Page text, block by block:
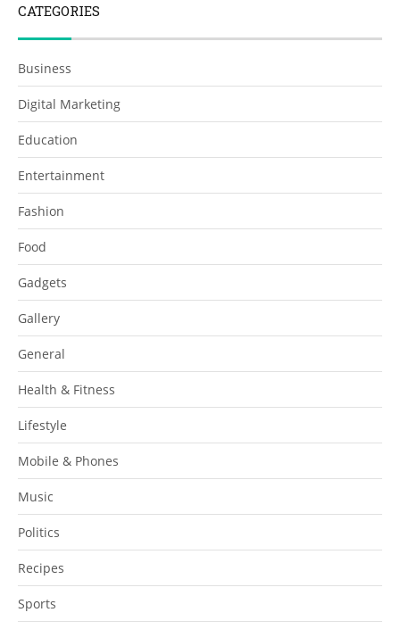
CATEGORIES
Business
Digital Marketing
Education
Entertainment
Fashion
Food
Gadgets
Gallery
General
Health & Fitness
Lifestyle
Mobile & Phones
Music
Politics
Recipes
Sports